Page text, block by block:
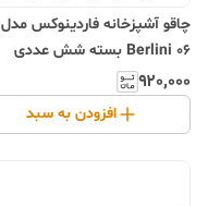
چاقو آشپزخانه فاردینوکس مدل
Berlini 06 بسته شش عددی
۹۲۰٬۰۰۰
افزودن به سبد